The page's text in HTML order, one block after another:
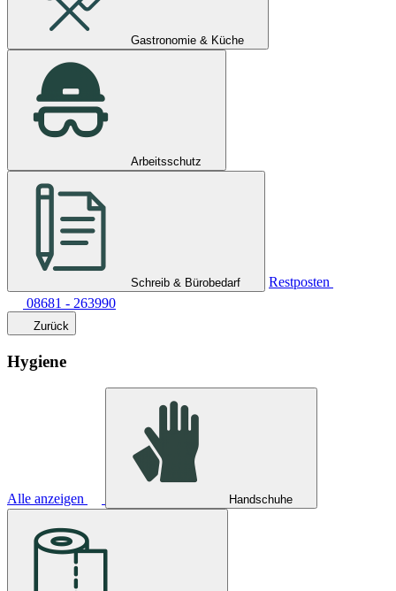
Gastronomie & Küche
Arbeitsschutz
Schreib & Bürobedarf
Restposten
08681 - 263990
Zurück
Hygiene
Alle anzeigen Handschuhe